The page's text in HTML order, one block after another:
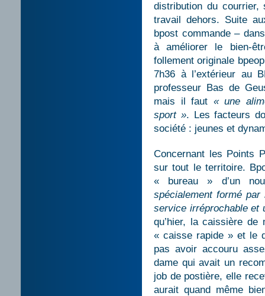
distribution du
travail dehors. Suite
bpost commande –
à améliorer le bien-
follement originale
7h36 à l’extérieur au
professeur Bas de
mais il faut « une
sport ». Les facteurs
société : jeunes et
Concernant les Points
sur tout le territoire.
« bureau » d’un
spécialement formé
service irréprochable et
qu’hier, la caissière
« caisse rapide » et le
pas avoir accouru
dame qui avait un
job de postière, elle
aurait quand même